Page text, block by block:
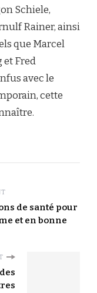
Schiele,
Rainer, ainsi
que Marcel
et Fred
avec le
cette
de santé pour
et en bonne